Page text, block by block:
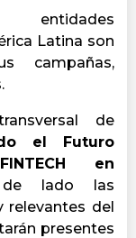
entidades
Latina son
campañas,
de
el Futuro
en
lado las
relevantes del
presentes